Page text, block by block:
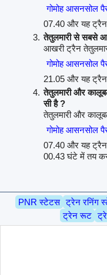
गोमोह आसनसोल
07.40 और यह ट्रैन
तेतुलमारी से सबसे
आखरी ट्रैन
गोमोह आसनसोल
21.05 और यह ट्रैन
तेतुलमारी और
सी है ?
तेतुलमारी और
गोमोह आसनसोल
07.40 और यह ट्रैन
00.43 घंटे में तय
PNR स्टेटस ट्रेन रनिंग
ट्रेन रूट